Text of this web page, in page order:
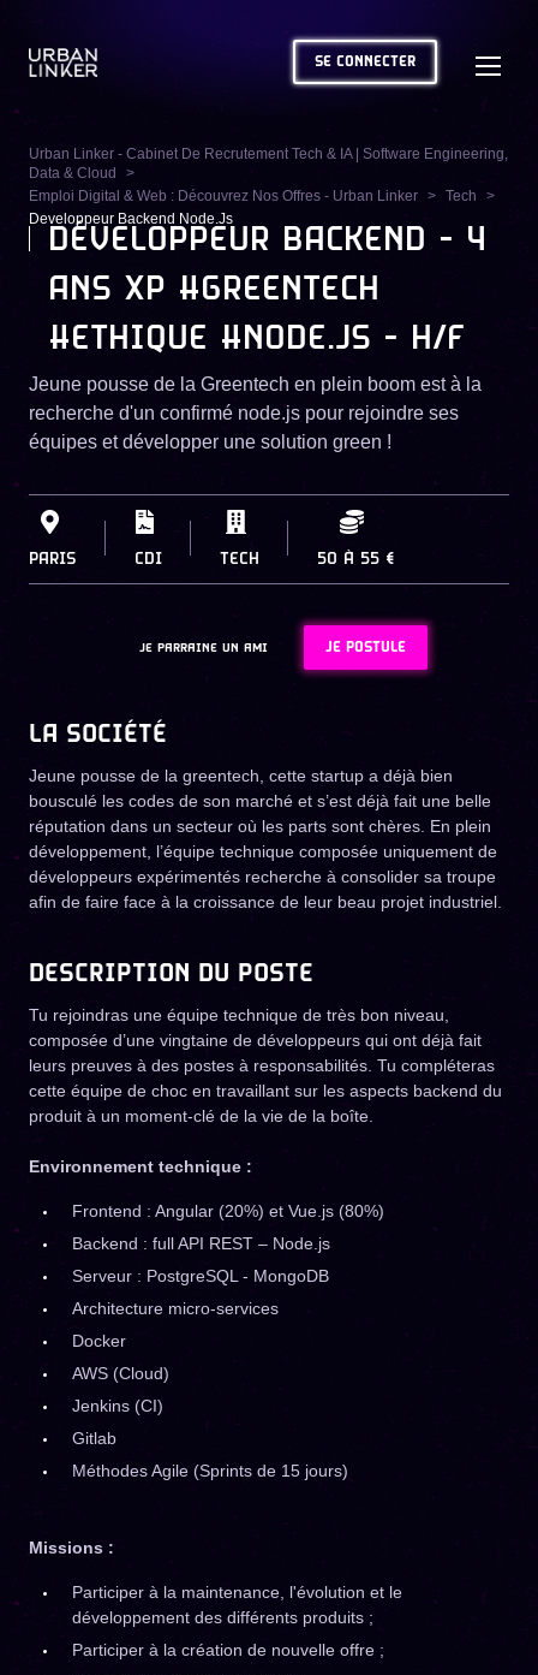
SE CONNECTER
Urban Linker - Cabinet De Recrutement Tech & IA | Software Engineering,
Data & Cloud
Emploi Digital & Web : Découvrez Nos Offres - Urban Linker
Tech
Developpeur Backend Node.js
DÉVELOPPEUR BACKEND - 4
ANS XP #GREENTECH
#ETHIQUE #NODE.JS - H/F
Jeune pousse de la Greentech en plein boom est à la
recherche d'un confirmé node.js pour rejoindre ses
équipes et développer une solution green !
PARIS CDI TECH 50 À 55 €
JE PARRAINE UN AMI JE POSTULE
LA SOCIÉTÉ
Jeune pousse de la greentech, cette startup a déjà bien
bousculé les codes de son marché et s’est déjà fait une belle
réputation dans un secteur où les parts sont chères. En plein
développement, l’équipe technique composée uniquement de
développeurs expérimentés recherche à consolider sa troupe
afin de faire face à la croissance de leur beau projet industriel.
DESCRIPTION DU POSTE
Tu rejoindras une équipe technique de très bon niveau,
composée d’une vingtaine de développeurs qui ont déjà fait
leurs preuves à des postes à responsabilités. Tu compléteras
cette équipe de choc en travaillant sur les aspects backend du
produit à un moment-clé de la vie de la boîte.
Environnement technique :
Frontend : Angular (20%) et Vue.js (80%)
Backend : full API REST – Node.js
Serveur : PostgreSQL - MongoDB
Architecture micro-services
Docker
AWS (Cloud)
Jenkins (CI)
Gitlab
Méthodes Agile (Sprints de 15 jours)
Missions :
Participer à la maintenance, l'évolution et le
développement des différents produits ;
Participer à la création de nouvelle offre ;